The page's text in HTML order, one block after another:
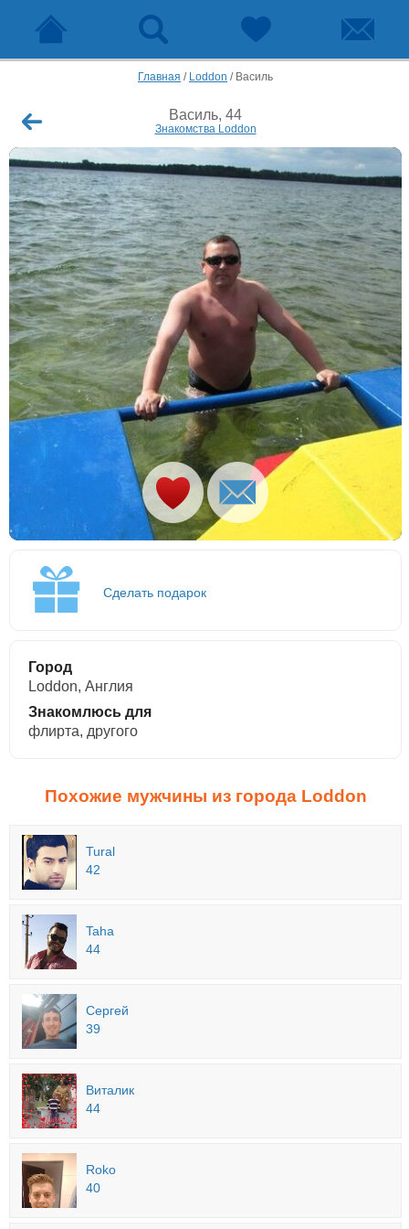
Главная / Loddon / Василь
Василь, 44
Знакомства Loddon
Сделать подарок
Город
Loddon, Англия
Знакомлюсь для
флирта, другого
Похожие мужчины из города Loddon
Tural
42
Taha
44
Сергей
39
Виталик
44
Roko
40